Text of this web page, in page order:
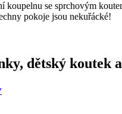
koupelnu se sprchovým
pokoje jsou nekuřácké!
dětský koutek